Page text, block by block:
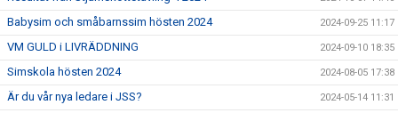
Babysim och småbarnssim hösten 2024 2024-09-25 11:17
VM GULD i LIVRÄDDNING 2024-09-10 18:35
Simskola hösten 2024 2024-08-05 17:38
Är du vår nya ledare i JSS? 2024-05-14 11:31